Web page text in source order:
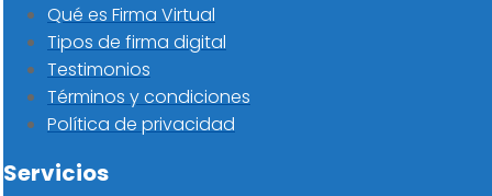
Qué es Firma Virtual
Tipos de firma digital
Testimonios
Términos y condiciones
Política de privacidad
Servicios